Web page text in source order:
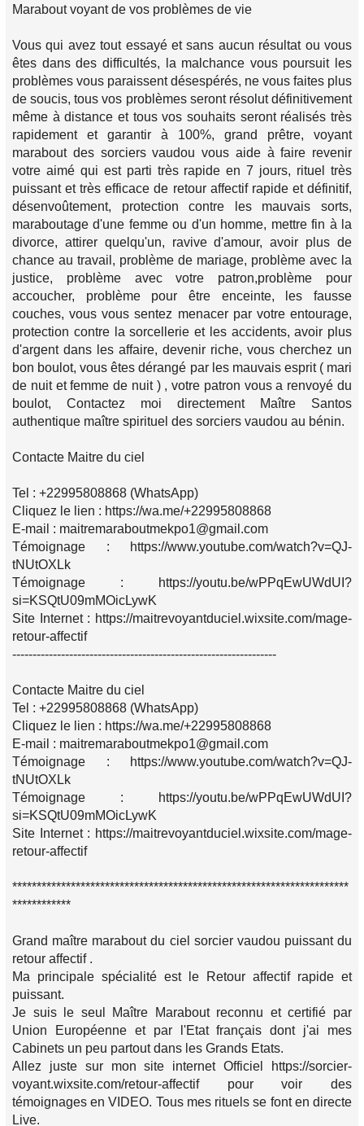
Marabout voyant de vos problèmes de vie
Vous qui avez tout essayé et sans aucun résultat ou vous
êtes dans des difficultés, la malchance vous poursuit les
problèmes vous paraissent désespérés, ne vous faites plus
de soucis, tous vos problèmes seront résolut définitivement
même à distance et tous vos souhaits seront réalisés très
rapidement et garantir à 100%, grand prêtre, voyant
marabout des sorciers vaudou vous aide à faire revenir
votre aimé qui est parti très rapide en 7 jours, rituel très
puissant et très efficace de retour affectif rapide et définitif,
désenvoûtement, protection contre les mauvais sorts,
maraboutage d'une femme ou d'un homme, mettre fin à la
divorce, attirer quelqu'un, ravive d'amour, avoir plus de
chance au travail, problème de mariage, problème avec la
justice, problème avec votre patron,problème pour
accoucher, problème pour être enceinte, les fausse
couches, vous vous sentez menacer par votre entourage,
protection contre la sorcellerie et les accidents, avoir plus
d'argent dans les affaire, devenir riche, vous cherchez un
bon boulot, vous êtes dérangé par les mauvais esprit ( mari
de nuit et femme de nuit ) , votre patron vous a renvoyé du
boulot, Contactez moi directement Maître Santos
authentique maître spirituel des sorciers vaudou au bénin.
Contacte Maitre du ciel
Tel : +22995808868 (WhatsApp)
Cliquez le lien : https://wa.me/+22995808868
E-mail : maitremaraboutmekpo1@gmail.com
Témoignage : https://www.youtube.com/watch?v=QJ-
tNUtOXLk
Témoignage : https://youtu.be/wPPqEwUWdUI?
si=KSQtU09mMOicLywK
Site Internet : https://maitrevoyantduciel.wixsite.com/mage-
retour-affectif
-----------------------------------------------------------------
Contacte Maitre du ciel
Tel : +22995808868 (WhatsApp)
Cliquez le lien : https://wa.me/+22995808868
E-mail : maitremaraboutmekpo1@gmail.com
Témoignage : https://www.youtube.com/watch?v=QJ-
tNUtOXLk
Témoignage : https://youtu.be/wPPqEwUWdUI?
si=KSQtU09mMOicLywK
Site Internet : https://maitrevoyantduciel.wixsite.com/mage-
retour-affectif
*********************************************************************
************
Grand maître marabout du ciel sorcier vaudou puissant du
retour affectif .
Ma principale spécialité est le Retour affectif rapide et
puissant.
Je suis le seul Maître Marabout reconnu et certifié par
Union Européenne et par l'Etat français dont j'ai mes
Cabinets un peu partout dans les Grands Etats.
Allez juste sur mon site internet Officiel https://sorcier-
voyant.wixsite.com/retour-affectif pour voir des
témoignages en VIDEO. Tous mes rituels se font en directe
Live.